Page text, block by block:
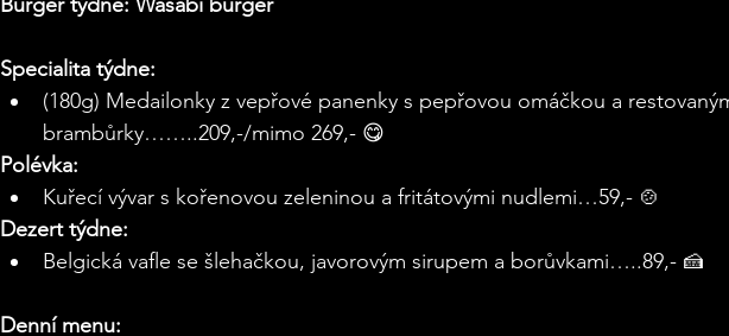
Specialita týdne:
(180g) Medailonky z vepřové panenky s pepřovou omáčkou a
brambůrky……..209,-/mimo 269,- 😋
Polévka:
Kuřecí vývar s kořenovou zeleninou a fritátovými nudlemi…59,- 🍲
Dezert týdne:
Belgická vafle se šlehačkou, javorovým sirupem a borůvkami…..89,- 🍰
Denní menu: